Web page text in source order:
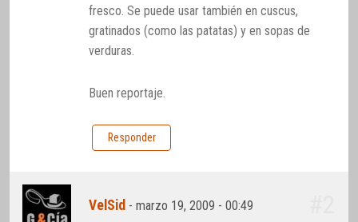
fresco. Se puede usar también en cuscus,
gratinados (como las patatas) y en sopas de
verduras.
Buen reportaje.
Responder
VelSid -marzo 19, 2009 - 00:49